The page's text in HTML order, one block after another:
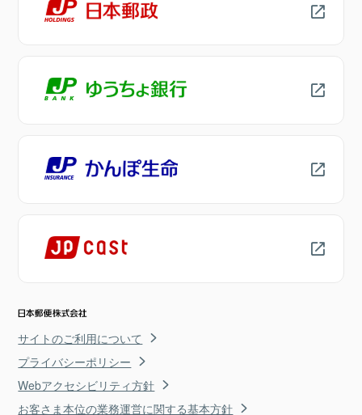
サイトのご利用について
プライバシーポリシー
Webアクセシビリティ方針
お客さま本位の業務運営に関する基本方針